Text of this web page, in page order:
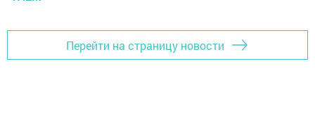
Перейти на страницу новости